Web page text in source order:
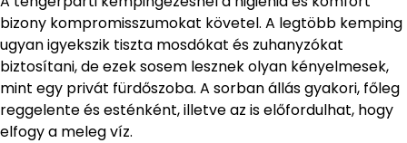
bizony kompromisszumokat követel. A legtöbb kemping
ugyan igyekszik tiszta mosdókat és zuhanyzókat
biztosítani, de ezek sosem lesznek olyan kényelmesek,
mint egy privát fürdőszoba. A sorban állás gyakori, főleg
reggelente és esténként, illetve az is előfordulhat, hogy
elfogy a meleg víz.